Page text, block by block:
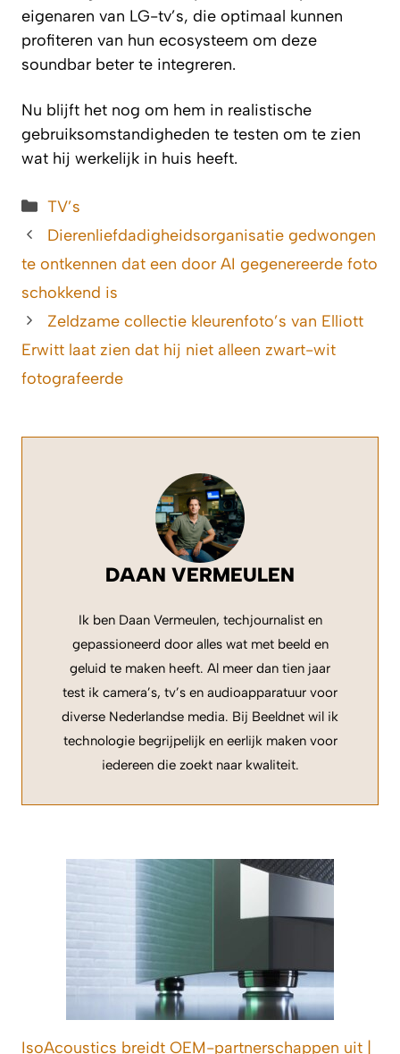
eigenaren van LG-tv’s, die optimaal kunnen
profiteren van hun ecosysteem om deze
soundbar beter te integreren.
Nu blijft het nog om hem in realistische
gebruiksomstandigheden te testen om te zien
wat hij werkelijk in huis heeft.
Categorieën
TV’s
Dierenliefdadigheidsorganisatie gedwongen
te ontkennen dat een door AI gegenereerde foto
schokkend is
Zeldzame collectie kleurenfoto’s van Elliott
Erwitt laat zien dat hij niet alleen zwart-wit
fotografeerde
DAAN VERMEULEN
Ik ben Daan Vermeulen, techjournalist en
gepassioneerd door alles wat met beeld en
geluid te maken heeft. Al meer dan tien jaar
test ik camera’s, tv’s en audioapparatuur voor
diverse Nederlandse media. Bij Beeldnet wil ik
technologie begrijpelijk en eerlijk maken voor
iedereen die zoekt naar kwaliteit.
IsoAcoustics breidt OEM-partnerschappen uit |